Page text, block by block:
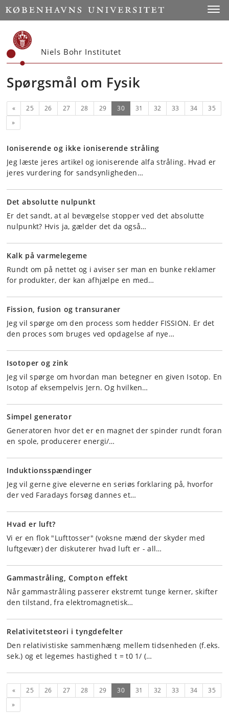
Start
Niels Bohr Institutet
Spørgsmål om Fysik
Forrige
« 25 26 27 28 29 30(nuværende)
31 32 33 34
35
Næste
»
Ioniserende og ikke ioniserende stråling
Jeg læste jeres artikel og ioniserende alfa stråling. Hvad er
jeres vurdering for sandsynligheden…
Det absolutte nulpunkt
Er det sandt, at al bevægelse stopper ved det absolutte
nulpunkt? Hvis ja, gælder det da også…
Kalk på varmelegeme
Rundt om på nettet og i aviser ser man en bunke reklamer
for produkter, der kan afhjælpe en med…
Fission, fusion og transuraner
Jeg vil spørge om den process som hedder FISSION. Er det
den proces som bruges ved opdagelse af nye…
Isotoper og zink
Jeg vil spørge om hvordan man betegner en given Isotop. En
Isotop af eksempelvis Jern. Og hvilken…
Simpel generator
Generatoren hvor det er en magnet der spinder rundt foran
en spole, producerer energi/…
Induktionsspændinger
Jeg vil gerne give eleverne en seriøs forklaring på, hvorfor
der ved Faradays forsøg dannes et…
Hvad er luft?
Vi er en flok "Lufttosser" (voksne mænd der skyder med
luftgevær) der diskuterer hvad luft er - all…
Gammastråling, Compton effekt
Når gammastråling passerer ekstremt tunge kerner, skifter
den tilstand, fra elektromagnetisk…
Relativitetsteori i tyngdefelter
Den relativistiske sammenhæng mellem tidsenheden (f.eks.
sek.) og et legemes hastighed t = t0 1/ (…
Forrige
« 25 26 27 28 29 30(nuværende)
31 32 33 34
35
Næste
»